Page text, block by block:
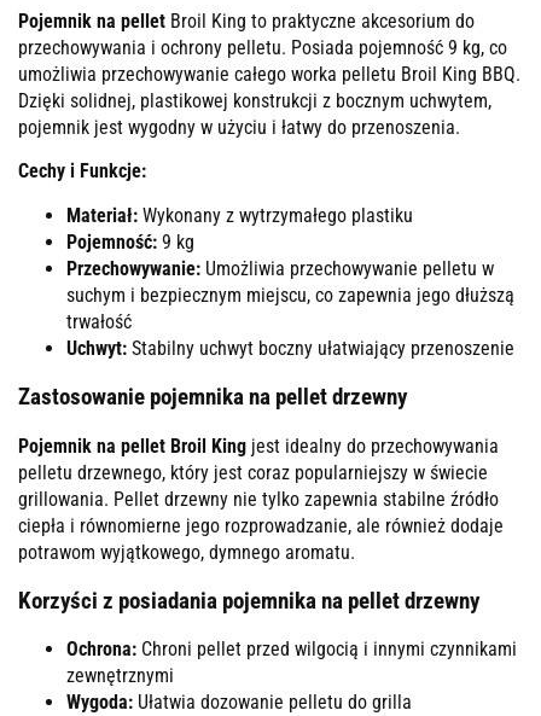
Pojemnik na pellet Broil King to praktyczne akcesorium do
przechowywania i ochrony pelletu. Posiada pojemność 9 kg, co
umożliwia przechowywanie całego worka pelletu Broil King BBQ.
Dzięki solidnej, plastikowej konstrukcji z bocznym uchwytem,
pojemnik jest wygodny w użyciu i łatwy do przenoszenia.
Cechy i Funkcje:
Materiał: Wykonany z wytrzymałego plastiku
Pojemność: 9 kg
Przechowywanie: Umożliwia przechowywanie pelletu w
suchym i bezpiecznym miejscu, co zapewnia jego dłuższą
trwałość
Uchwyt: Stabilny uchwyt boczny ułatwiający przenoszenie
Zastosowanie pojemnika na pellet drzewny
Pojemnik na pellet Broil King jest idealny do przechowywania
pelletu drzewnego, który jest coraz popularniejszy w świecie
grillowania. Pellet drzewny nie tylko zapewnia stabilne źródło
ciepła i równomierne jego rozprowadzanie, ale również dodaje
potrawom wyjątkowego, dymnego aromatu​.
Korzyści z posiadania pojemnika na pellet drzewny
Ochrona: Chroni pellet przed wilgocią i innymi czynnikami
zewnętrznymi
Wygoda: Ułatwia dozowanie pelletu do grilla